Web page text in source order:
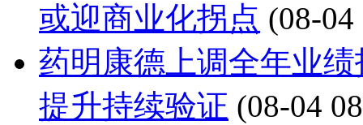
或迎商业化拐点 (08-04
药明康德上调全年业
提升持续验证 (08-04